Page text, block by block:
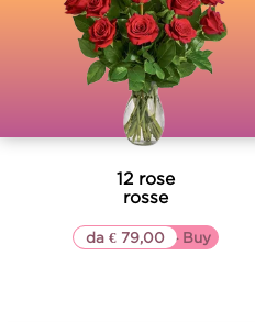
12 rose
rosse
▷▷ Buy
da € 79,00